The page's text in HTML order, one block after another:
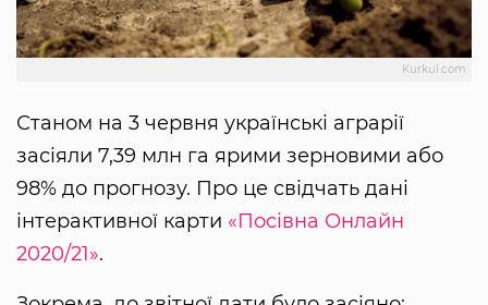
Kurkul.com
Станом на 3 червня українські аграрії
засіяли 7,39 млн га ярими зерновими або
98% до прогнозу. Про це свідчать дані
інтерактивної карти «Посівна Онлайн
2020/21».